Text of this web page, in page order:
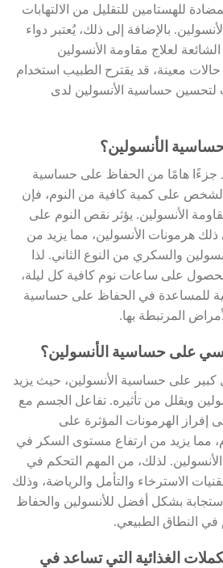
للهستامين للتقليل من الالتهابات
بالإضافة إلى ذلك، يُعتبر دواء
لعلاج مقاومة الأنسولين
معينة، قد يقترح الطبيب استخدام
لتحسين حساسية الأنسولين لدى
الأنسولين؟
جزءًا هامًا من الحفاظ على حساسية
على كمية كافية من النوم، فإن
الأنسولين. يؤثر نقص النوم على
هرمونات الأنسولين، مما يزيد من
والسكري من النوع الثاني. لذا
على ساعات نوم كافية كل ليلة،
للمساعدة في الحفاظ على حساسية
المرتبطة بها.
على حساسية الأنسولين؟
كبير على حساسية الأنسولين، حيث يزيد
ويقلل من تأثيره. تفاعل الجسم مع
إفراز الهرمونات المؤثرة على
مما يزيد من ارتفاع مستوى السكر في
لذلك، من المهم التحكم في
الاسترخاء والتأمل والرياضة، وذلك
بشكل أفضل للأنسولين والحفاظ
النطاق الطبيعي.
الغذائية التي تساعد في